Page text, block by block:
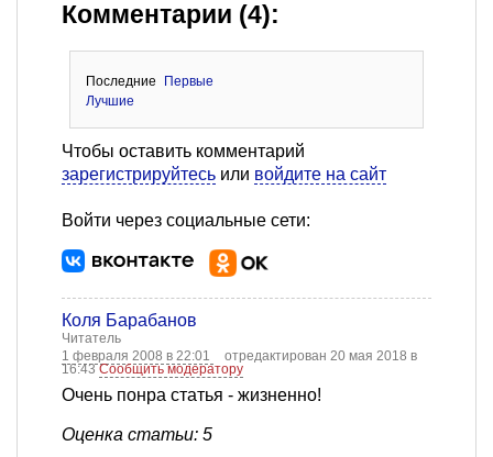
Комментарии (4):
Последние
Первые
Лучшие
Чтобы оставить комментарий
зарегистрируйтесь или войдите на сайт
Войти через социальные сети:
Коля Барабанов
Читатель
1 февраля 2008 в 22:01
отредактирован 20 мая 2018 в
16:43Сообщить модератору
Очень понра статья - жизненно!
Оценка статьи: 5